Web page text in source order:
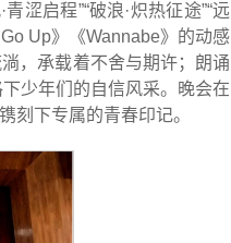
涩启程”“破浪·炽热征途”“远
Up》《Wannabe》的动感
，承载着不舍与期许；朗诵
少年们的自信风采。晚会在
刻下专属的青春印记。